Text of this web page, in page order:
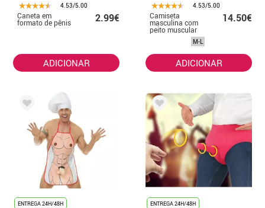
4.53/5.00
Caneta em
formato de pênis 2.99€
ADICIONAR
4.53/5.00
Camiseta
masculina com
peito muscular
14.50€
M-L
ADICIONAR
ENTREGA 24H/48H
ENTREGA 24H/48H